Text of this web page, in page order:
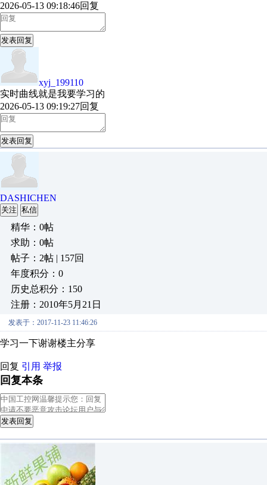
2026-05-13 09:18:46回复
发表回复
xyj_199110
实时曲线就是我要学习的
2026-05-13 09:19:27回复
发表回复
DASHICHEN
关注 私信
精华：0帖
求助：0帖
帖子：2帖 | 157回
年度积分：0
历史总积分：150
注册：2010年5月21日
发表于：2017-11-23 11:46:26
学习一下谢谢楼主分享
回复 引用 举报
回复本条
发表回复